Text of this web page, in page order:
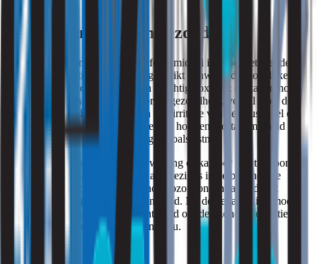
Ozonbehandeling en gezondheid
Hoewel ozon een effectief desinfectiemiddel is, moet het met de
nodige voorzichtigheid worden gebruikt vanwege de mogelijke
gezondheidsrisico’s. Ozon is een krachtige oxidant en kan in hoge
concentraties schadelijk zijn voor de gezondheid, vooral voor de
luchtwegen. Inademen van ozon kan irritatie van de neus, keel en
longen veroorzaken, en kan leiden tot hoesten, kortademigheid en
zelfs verergering van aandoeningen zoals astma.
Bij een ozonbehandeling in een woning of kantoor moet ervoor
gezorgd worden dat er niemand aanwezig is in de behandelde
ruimte, omdat blootstelling aan hoge ozonconcentraties direct
schadelijk kan zijn voor de gezondheid. Na de behandeling moeten
de ruimte grondig worden geventileerd om de ozonconcentratie
terug te brengen naar een veilig niveau.